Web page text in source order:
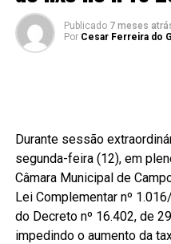
Publicado 7 meses
Por Cesar Ferreira do
Durante sessão
segunda-feira (12), em
Câmara Municipal de
Lei Complementar nº
do Decreto nº 16.402, de
impedindo o aumento da